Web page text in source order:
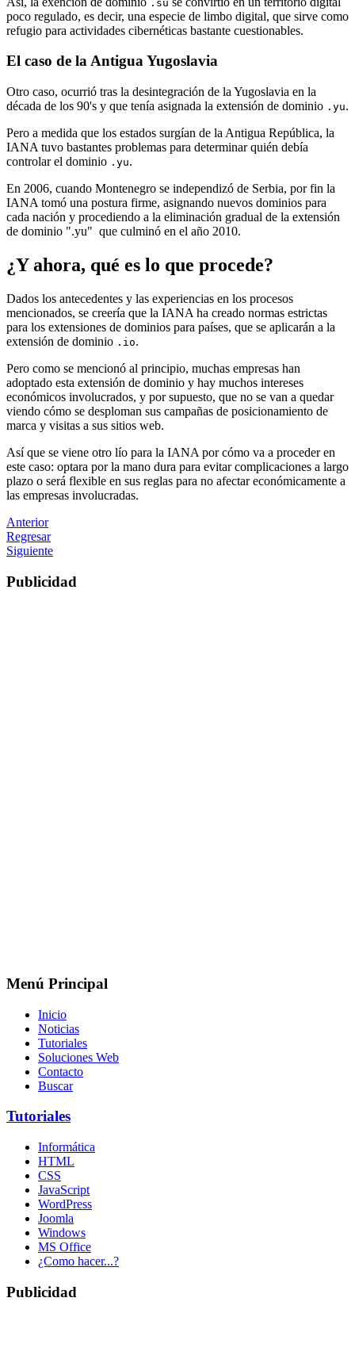
.su
poco regulado, es decir, una especie de limbo digital, que sirve como
refugio para actividades cibernéticas bastante cuestionables.
El caso de la Antigua Yugoslavia
Otro caso, ocurrió tras la desintegración de la Yugoslavia en la
década de los 90's y que tenía asignada la extensión de dominio .yu.
Pero a medida que los estados surgían de la Antigua República, la
IANA tuvo bastantes problemas para determinar quién debía
controlar el dominio .yu.
En 2006, cuando Montenegro se independizó de Serbia, por fin la
IANA tomó una postura firme, asignando nuevos dominios para
cada nación y procediendo a la eliminación gradual de la extensión
de dominio ".yu" que culminó en el año 2010.
¿Y ahora, qué es lo que procede?
Dados los antecedentes y las experiencias en los procesos
mencionados, se creería que la IANA ha creado normas estrictas
para los extensiones de dominios para países, que se aplicarán a la
extensión de dominio .io.
Pero como se mencionó al principio, muchas empresas han
adoptado esta extensión de dominio y hay muchos intereses
económicos involucrados, y por supuesto, que no se van a quedar
viendo cómo se desploman sus campañas de posicionamiento de
marca y visitas a sus sitios web.
Así que se viene otro lío para la IANA por cómo va a proceder en
este caso: optara por la mano dura para evitar complicaciones a largo
plazo o será flexible en sus reglas para no afectar económicamente a
las empresas involucradas.
Anterior
Regresar
Siguiente
Publicidad
Menú Principal
Inicio
Noticias
Tutoriales
Soluciones Web
Contacto
Buscar
Tutoriales
Informática
HTML
CSS
JavaScript
WordPress
Joomla
Windows
MS Office
¿Como hacer...?
Publicidad